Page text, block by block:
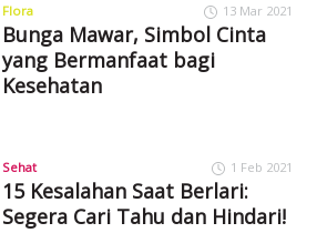
Flora 13 Mar 2021
Bunga Mawar, Simbol Cinta
yang Bermanfaat bagi
Kesehatan
Sehat 1 Feb 2021
15 Kesalahan Saat Berlari:
Segera Cari Tahu dan Hindari!